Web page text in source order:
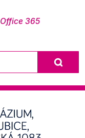
Office 365